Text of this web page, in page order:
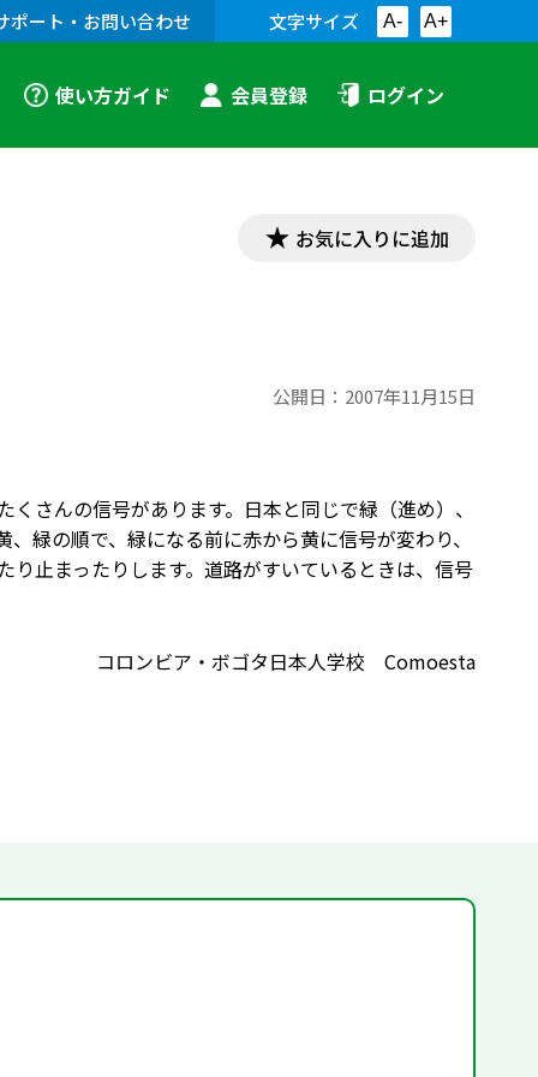
ポート・お問い合わせ 文字サイズ A- A+
使い方ガイド 会員登録 ログイン
お気に入りに追加
公開日： 2007年11月15日
さんの信号があります。日本と同じで緑（進め）、
緑の順で、緑になる前に赤から黄に信号が変わり、
止まったりします。道路がすいているときは、信号
コロンビア・ボゴタ日本人学校 Comoesta